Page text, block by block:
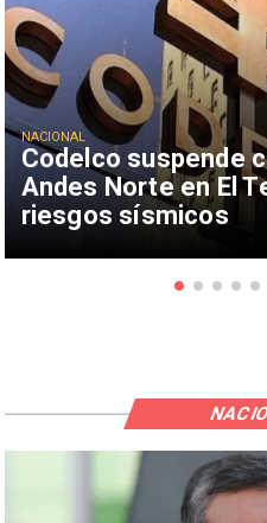
Codelco suspende
Andes Norte en El
riesgos sísmicos
NACIONAL